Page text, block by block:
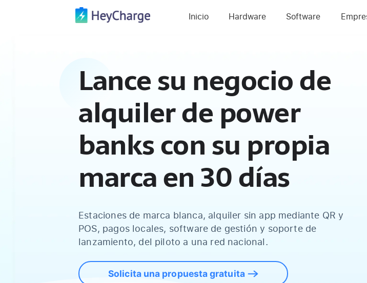
Inicio Hardware Software
Lance su negocio de
alquiler de power
banks con su propia
marca en 30 días
Estaciones de marca blanca, alquiler sin app mediante QR y
POS, pagos locales, software de gestión y soporte de
lanzamiento, del piloto a una red nacional.
Solicita una propuesta gratuita